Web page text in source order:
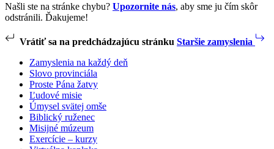
Našli ste na stránke chybu? Upozornite nás, aby sme ju čím skôr
odstránili. Ďakujeme!
Vrátiť sa na predchádzajúcu stránku Staršie zamyslenia
Zamyslenia na každý deň
Slovo provinciála
Proste Pána žatvy
Ľudové misie
Úmysel svätej omše
Biblický ruženec
Misijné múzeum
Exercície – kurzy